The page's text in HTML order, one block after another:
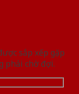
sắp xếp gặp
phải chờ đợi.